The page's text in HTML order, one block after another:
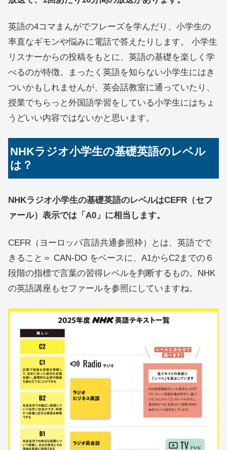
英語の4コマまんがでフレーズを学んだり、小学生の
率直なギモンや悩みに電話で答えたりします。 小学生
リスナーからの投稿をもとに、英語の基礎を楽しく学
べるのが特徴。まったく英語を知らない小学生にはき
ついかもしれませんが、英会話教室に通っていたり、
授業でちらっと外国語学習をしている小学生にはちょ
うどいい内容ではないかと思います。
NHKラジオ小学生の基礎英語のレベル
は？
NHKラジオ小学生の基礎英語のレベルはCEFR（セフ
ァール）表示では「A0」に相当します。
CEFR（ヨーロッパ言語共通参照枠）とは、英語でで
きること＝ CAN-DO をベースに、A1からC2までの６
段階の指標で言葉の習得レベルを判断するもの。NHK
の英語講座もセファールを参照にしていますね。